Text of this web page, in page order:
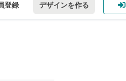
登録 デザインを作る